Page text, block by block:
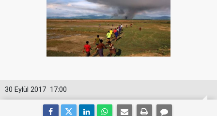
17:00
30 Eylül 2017